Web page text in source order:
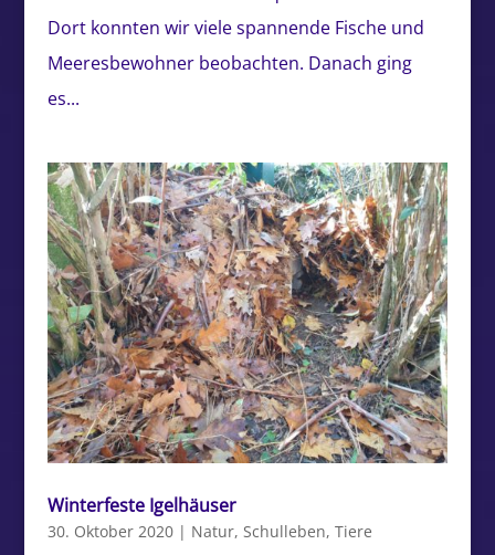
Dort konnten wir viele spannende Fische und
Meeresbewohner beobachten. Danach ging
es...
Winterfeste Igelhäuser
30. Oktober 2020| Natur, Schulleben, Tiere